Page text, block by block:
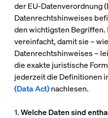
der EU-Datenverordnung
Datenrechtshinweises
den wichtigsten
vereinfacht, damit sie –
Datenrechtshinweises –
die exakte juristische
jederzeit die Definitionen
(Data Act)nachlesen.
1.Welche Daten sind